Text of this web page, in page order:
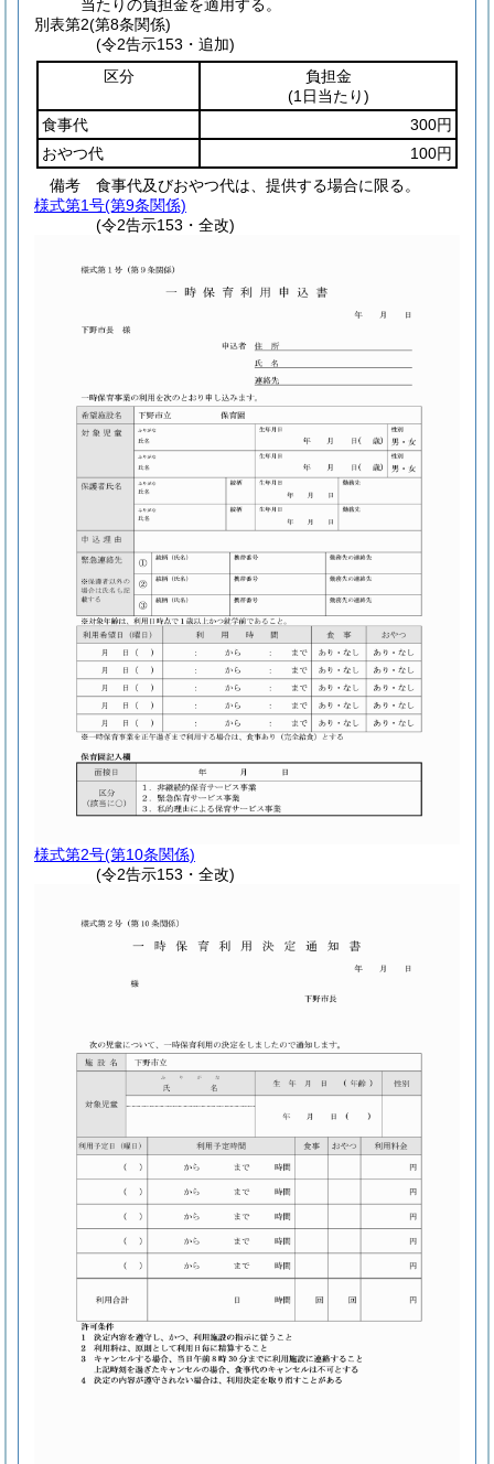
当たりの負担金を適用する。
別表第2(第8条関係)
(令2告示153・追加)
区分
負担金
(1日当たり)
食事代
300円
おやつ代
100円
備考 食事代及びおやつ代は、提供する場合に限る。
様式第1号(第9条関係)
(令2告示153・全改)
様式第2号(第10条関係)
(令2告示153・全改)